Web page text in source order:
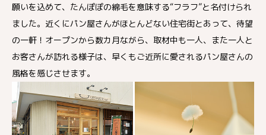
願いを込めて、たんぽぽの綿毛を意味する“フラフ”と名付けられ
ました。近くにパン屋さんがほとんどない住宅街とあって、待望
の一軒！オープンから数カ月ながら、取材中も一人、また一人と
お客さんが訪れる様子は、早くもご近所に愛されるパン屋さんの
風格を感じさせます。